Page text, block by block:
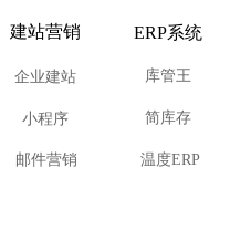
库管王
简库存
企业建站
建站营销 ERP系统
小程序
邮件营销 温度ERP